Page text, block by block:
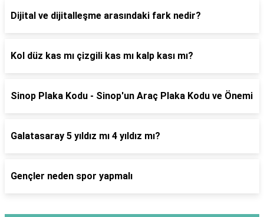
Dijital ve dijitalleşme arasındaki fark nedir?
Kol düz kas mı çizgili kas mı kalp kası mı?
Sinop Plaka Kodu - Sinop'un Araç Plaka Kodu ve Önemi
Galatasaray 5 yıldız mı 4 yıldız mı?
Gençler neden spor yapmalı